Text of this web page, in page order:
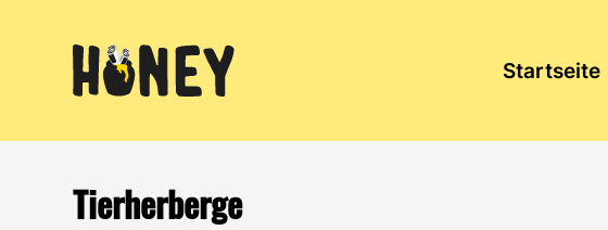
Startseite
Tierherberge